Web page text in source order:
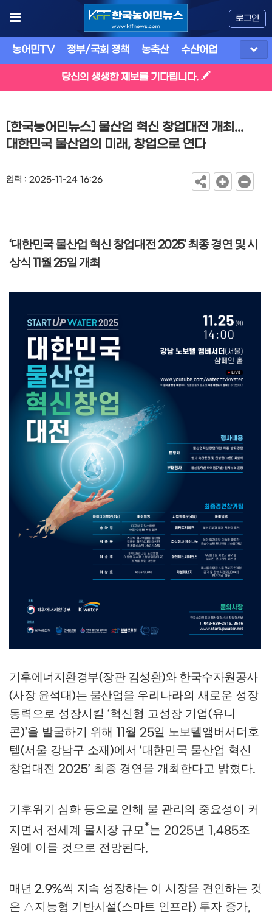
로그인
농어민TV 정부/국회 정책 농축산 수산어업
당신의 생생한 제보를 기다립니다.
[한국농어민뉴스] 물산업 혁신 창업대전 개최...
대한민국 물산업의 미래, 창업으로 연다
입력 : 2025-11-24 16:26
‘대한민국 물산업 혁신 창업대전 2025’최종 경연 및 시
상식11월25일 개최
기후에너지환경부(장관 김성환)와 한국수자원공사
(사장 윤석대)는 물산업을 우리나라의 새로운 성장
동력으로 성장시킬 ‘혁신형 고성장 기업(유니
콘)’을 발굴하기 위해 11월 25일 노보텔앰버서더호
텔(서울 강남구 소재)에서‘대한민국 물산업 혁신
창업대전 2025’ 최종 경연을 개최한다고 밝혔다.
기후위기 심화 등으로 인해 물 관리의 중요성이 커
지면서 전세계 물시장 규모*는 2025년 1,485조
원에 이를 것으로 전망된다.
매년2.9%씩 지속 성장하는 이 시장을 견인하는 것
은 △지능형 기반시설(스마트 인프라) 투자 증가,